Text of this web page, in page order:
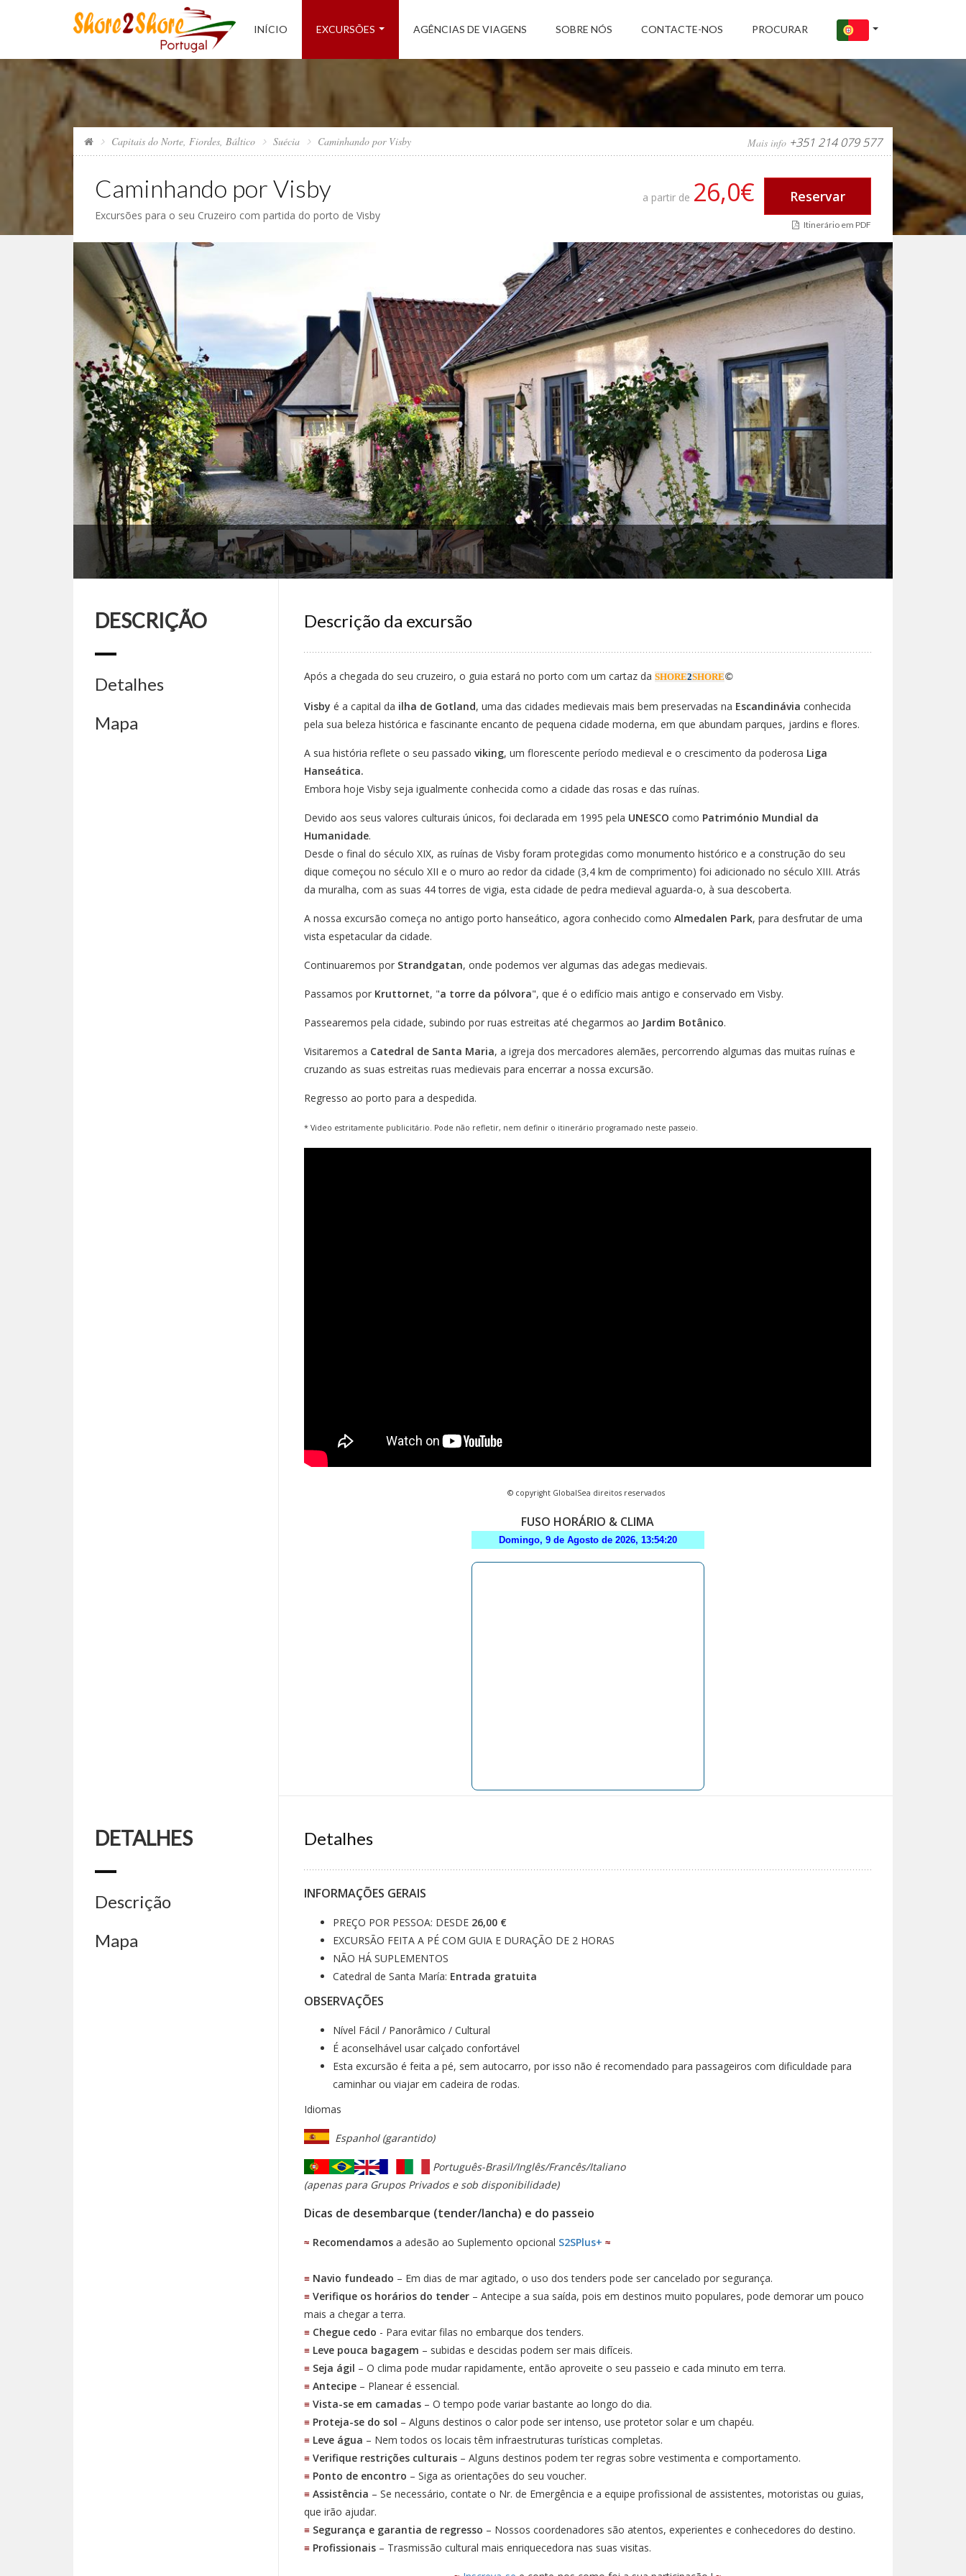
INÍCIO EXCURSÕES AGÊNCIAS DE VIAGENS SOBRE NÓS CONTACTE-NOS PROCURAR
Capitais do Norte, Fiordes, Báltico Suécia Caminhando por Visby Mais info +351 214 079 577
Caminhando por Visby
Excursões para o seu Cruzeiro com partida do porto de Visby
a partir de 26,0€ Reservar
Itinerário em PDF
DESCRIÇÃO
Detalhes
Mapa
Descrição da excursão
Após a chegada do seu cruzeiro, o guia estará no porto com um cartaz da SHORE2SHORE©
Visby é a capital da ilha de Gotland, uma das cidades medievais mais bem preservadas na Escandinávia conhecida
pela sua beleza histórica e fascinante encanto de pequena cidade moderna, em que abundam parques, jardins e flores.
A sua história reflete o seu passado viking, um florescente período medieval e o crescimento da poderosa Liga
Hanseática.
Embora hoje Visby seja igualmente conhecida como a cidade das rosas e das ruínas.
Devido aos seus valores culturais únicos, foi declarada em 1995 pela UNESCO como Património Mundial da
Humanidade.
Desde o final do século XIX, as ruínas de Visby foram protegidas como monumento histórico e a construção do seu
dique começou no século XII e o muro ao redor da cidade (3,4 km de comprimento) foi adicionado no século XIII. Atrás
da muralha, com as suas 44 torres de vigia, esta cidade de pedra medieval aguarda-o, à sua descoberta.
A nossa excursão começa no antigo porto hanseático, agora conhecido como Almedalen Park, para desfrutar de uma
vista espetacular da cidade.
Continuaremos por Strandgatan, onde podemos ver algumas das adegas medievais.
Passamos por Kruttornet, "a torre da pólvora", que é o edifício mais antigo e conservado em Visby.
Passearemos pela cidade, subindo por ruas estreitas até chegarmos ao Jardim Botânico.
Visitaremos a Catedral de Santa Maria, a igreja dos mercadores alemães, percorrendo algumas das muitas ruínas e
cruzando as suas estreitas ruas medievais para encerrar a nossa excursão.
Regresso ao porto para a despedida.
* Video estritamente publicitário. Pode não refletir, nem definir o itinerário programado neste passeio.
© copyright GlobalSea direitos reservados
FUSO HORÁRIO & CLIMA
DETALHES
Descrição
Mapa
Detalhes
INFORMAÇÕES GERAIS
PREÇO POR PESSOA: DESDE 26,00 €
EXCURSÃO FEITA A PÉ COM GUIA E DURAÇÃO DE 2 HORAS
NÃO HÁ SUPLEMENTOS
Catedral de Santa María: Entrada gratuita
OBSERVAÇÕES
Nível Fácil / Panorâmico / Cultural
É aconselhável usar calçado confortável
Esta excursão é feita a pé, sem autocarro, por isso não é recomendado para passageiros com dificuldade para
caminhar ou viajar em cadeira de rodas.
Idiomas
Espanhol (garantido)
Português-Brasil/Inglês/Francês/Italiano
(apenas para Grupos Privados e sob disponibilidade)
Dicas de desembarque (tender/lancha) e do passeio
≈ Recomendamos a adesão ao Suplemento opcional S2SPlus+ ≈
≡ Navio fundeado – Em dias de mar agitado, o uso dos tenders pode ser cancelado por segurança.
≡ Verifique os horários do tender – Antecipe a sua saída, pois em destinos muito populares, pode demorar um pouco
mais a chegar a terra.
≡ Chegue cedo - Para evitar filas no embarque dos tenders.
≡ Leve pouca bagagem – subidas e descidas podem ser mais difíceis.
≡ Seja ágil – O clima pode mudar rapidamente, então aproveite o seu passeio e cada minuto em terra.
≡ Antecipe – Planear é essencial.
≡ Vista-se em camadas – O tempo pode variar bastante ao longo do dia.
≡ Proteja-se do sol – Alguns destinos o calor pode ser intenso, use protetor solar e um chapéu.
≡ Leve água – Nem todos os locais têm infraestruturas turísticas completas.
≡ Verifique restrições culturais – Alguns destinos podem ter regras sobre vestimenta e comportamento.
≡ Ponto de encontro – Siga as orientações do seu voucher.
≡ Assistência – Se necessário, contate o Nr. de Emergência e a equipe profissional de assistentes, motoristas ou guias,
que irão ajudar.
≡ Segurança e garantia de regresso – Nossos coordenadores são atentos, experientes e conhecedores do destino.
≡ Profissionais – Trasmissão cultural mais enriquecedora nas suas visitas.